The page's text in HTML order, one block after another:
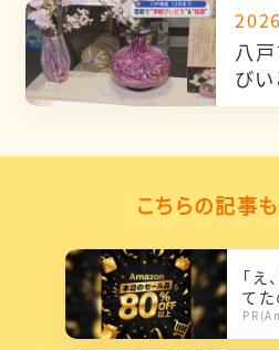
八
び
わ
こちらの記事
「え
てた
上が
on